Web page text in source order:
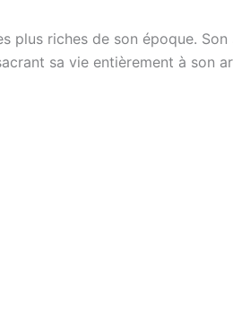
riches de son époque.
sa vie entièrement à son